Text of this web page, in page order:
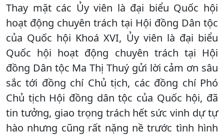
Thay mặt các Ủy viên là đại biểu Quốc hội
hoạt động chuyên trách tại Hội đồng Dân tộc
của Quốc hội Khoá XVI, Ủy viên là đại biểu
Quốc hội hoạt động chuyên trách tại Hội
đồng Dân tộc Ma Thị Thuý gửi lời cảm ơn sâu
sắc tới đồng chí Chủ tịch, các đồng chí Phó
Chủ tịch Hội đồng dân tộc của Quốc hội, đã
tin tưởng, giao trọng trách hết sức vinh dự tự
hào nhưng cũng rất nặng nề trước tình hình